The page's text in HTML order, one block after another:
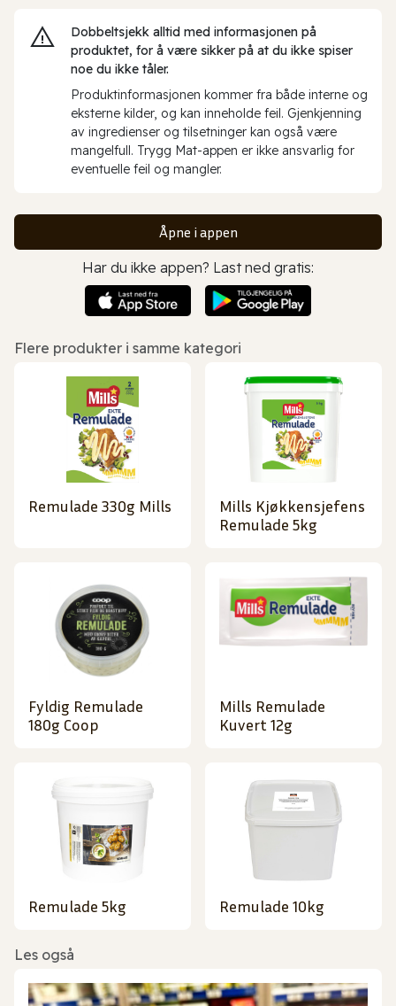
Dobbeltsjekk alltid med informasjonen på
produktet, for å være sikker på at du ikke spiser
noe du ikke tåler.
Produktinformasjonen kommer fra både interne og
eksterne kilder, og kan inneholde feil. Gjenkjenning
av ingredienser og tilsetninger kan også være
mangelfull. Trygg Mat-appen er ikke ansvarlig for
eventuelle feil og mangler.
Åpne i appen
Har du ikke appen? Last ned gratis:
Flere produkter i samme kategori
Remulade 330g Mills
Mills Kjøkkensjefens
Remulade 5kg
Fyldig Remulade
180g Coop
Mills Remulade
Kuvert 12g
Remulade 5kg Remulade 10kg
Les også